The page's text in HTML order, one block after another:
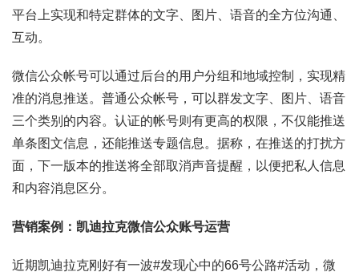
平台上实现和特定群体的文字、图片、语音的全方位沟通、
互动。
微信公众帐号可以通过后台的用户分组和地域控制，实现精
准的消息推送。普通公众帐号，可以群发文字、图片、语音
三个类别的内容。认证的帐号则有更高的权限，不仅能推送
单条图文信息，还能推送专题信息。据称，在推送的打扰方
面，下一版本的推送将全部取消声音提醒，以便把私人信息
和内容消息区分。
营销案例：凯迪拉克微信公众账号运营
近期凯迪拉克刚好有一波#发现心中的66号公路#活动，微